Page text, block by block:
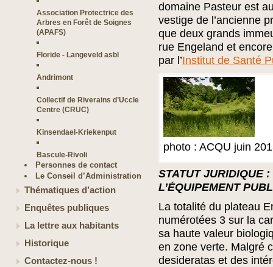
Association Protectrice des
Arbres en Forêt de Soignes
(APAFS)
Floride - Langeveld asbl
Andrimont
Collectif de Riverains d’Uccle
Centre (CRUC)
Kinsendael-Kriekenput
Bascule-Rivoli
Personnes de contact
Le Conseil d’Administration
Thématiques d’action
Enquêtes publiques
La lettre aux habitants
Historique
Contactez-nous !
domaine Pasteur est
vestige de l’ancienne
que deux grands
rue Engeland et
par l’Institut de Santé
photo : ACQU juin
STATUT JURIDIQUE
L’ÉQUIPEMENT
La totalité du plateau
numérotées 3 sur la
sa haute valeur
en zone verte. Malgré
desideratas et des